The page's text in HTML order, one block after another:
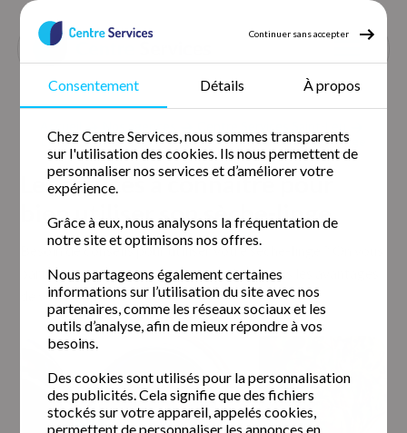
Continuer sans accepter
Consentement Détails À propos
Chez Centre Services, nous sommes transparents
sur l'utilisation des cookies. Ils nous permettent de
personnaliser nos services et d’améliorer votre
expérience.
Grâce à eux, nous analysons la fréquentation de
notre site et optimisons nos offres.
Nous partageons également certaines
informations sur l’utilisation du site avec nos
partenaires, comme les réseaux sociaux et les
outils d’analyse, afin de mieux répondre à vos
besoins.
Des cookies sont utilisés pour la personnalisation
des publicités. Cela signifie que des fichiers
stockés sur votre appareil, appelés cookies,
permettent de personnaliser les annonces en
Les astuces à connaître pour bien utiliser son sèche-linge
Les astuces à connaître pour
bien utiliser son sèche-linge
Besoin de conseils pour utiliser votre sèche-linge ? On vous
partage nos astuces pour tirer profit de tous les avantages
de votre appareil !